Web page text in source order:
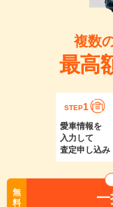
複数
最高
STEP1
愛車情報を
入力して
査定申し込み
無
料